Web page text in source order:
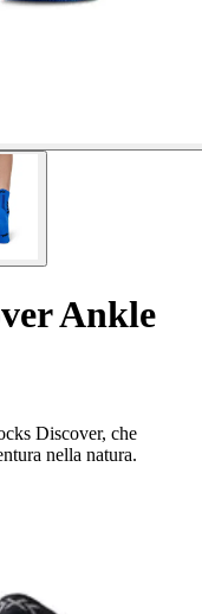
Ankle
Discover, che
nella natura.